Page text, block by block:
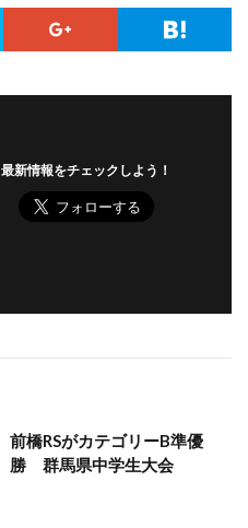
最新情報をチェックしよう！
前橋RSがカテゴリーB準優
勝 群馬県中学生大会